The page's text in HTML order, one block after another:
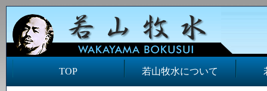
TOP 若山牧水について